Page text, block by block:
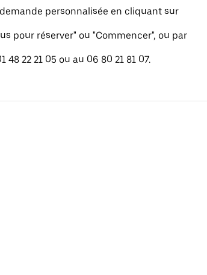
personnalisée en cliquant sur
pour réserver" ou "Commencer", ou par
48 22 21 05 ou au 06 80 21 81 07.